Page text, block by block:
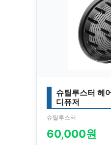
슈틸루스터 헤
디퓨저
슈틸루스터
60,000원